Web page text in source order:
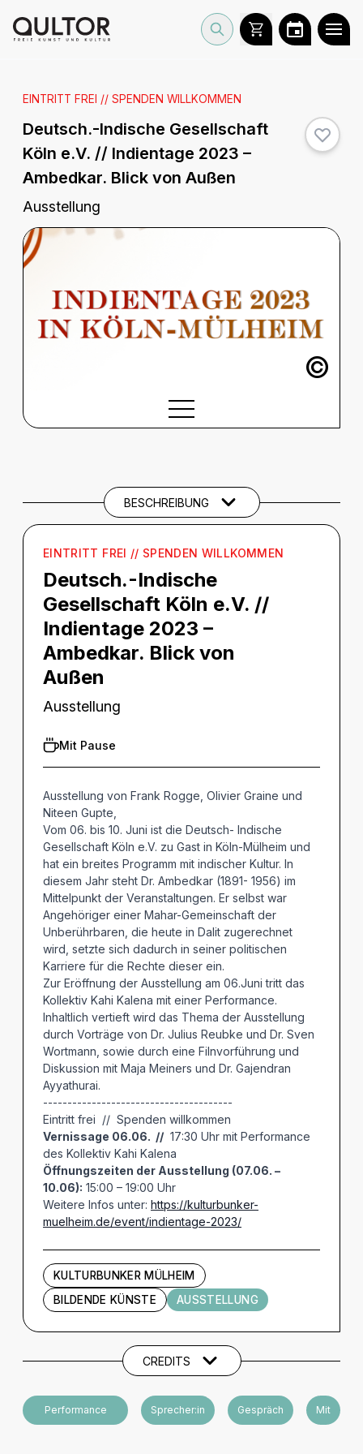
EINTRITT FREI // SPENDEN WILLKOMMEN
Deutsch.-Indische Gesellschaft
Köln e.V. // Indientage 2023 –
Ambedkar. Blick von Außen
Ausstellung
©
BESCHREIBUNG
EINTRITT FREI // SPENDEN WILLKOMMEN
Deutsch.-Indische
Gesellschaft Köln e.V. //
Indientage 2023 –
Ambedkar. Blick von
Außen
Ausstellung
Mit Pause
Ausstellung von Frank Rogge, Olivier Graine und
Niteen Gupte,
Vom 06. bis 10. Juni ist die Deutsch- Indische
Gesellschaft Köln e.V. zu Gast in Köln-Mülheim und
hat ein breites Programm mit indischer Kultur. In
diesem Jahr steht Dr. Ambedkar (1891- 1956) im
Mittelpunkt der Veranstaltungen. Er selbst war
Angehöriger einer Mahar-Gemeinschaft der
Unberührbaren, die heute in Dalit zugerechnet
wird, setzte sich dadurch in seiner politischen
Karriere für die Rechte dieser ein.
Zur Eröffnung der Ausstellung am 06.Juni tritt das
Kollektiv Kahi Kalena mit einer Performance.
Inhaltlich vertieft wird das Thema der Ausstellung
durch Vorträge von Dr. Julius Reubke und Dr. Sven
Wortmann, sowie durch eine Filnvorführung und
Diskussion mit Maja Meiners und Dr. Gajendran
Ayyathurai.
---------------------------------------
Eintritt frei // Spenden willkommen
Vernissage 06.06. // 17:30 Uhr mit Performance
des Kollektiv Kahi Kalena
Öffnungszeiten der Ausstellung (07.06. –
10.06): 15:00 – 19:00 Uhr
Weitere Infos unter: https://kulturbunker-
muelheim.de/event/indientage-2023/
KULTURBUNKER MÜLHEIM
BILDENDE KÜNSTE
AUSSTELLUNG
Künstler und Beteiligte
CREDITS
Performance Sprecher:in Gespräch Mit